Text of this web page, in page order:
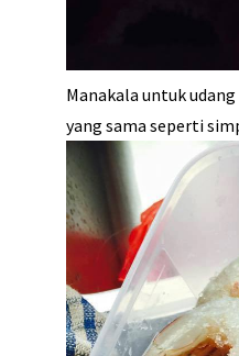
Manakala untuk
yang sama seperti